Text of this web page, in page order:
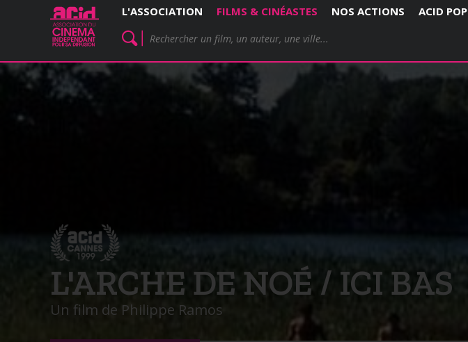
L'ARCHE DE NOÉ / ICI BAS
Un film de Philippe Ramos
L'ASSOCIATION FILMS & CINÉASTES NOS ACTIONS ACID POP